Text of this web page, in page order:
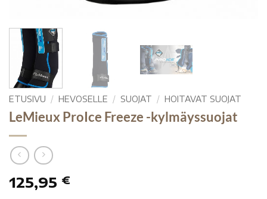
ETUSIVU / HEVOSELLE / SUOJAT / HOITAVAT SUOJAT
LeMieux ProIce Freeze -kylmäyssuojat
125,95 €